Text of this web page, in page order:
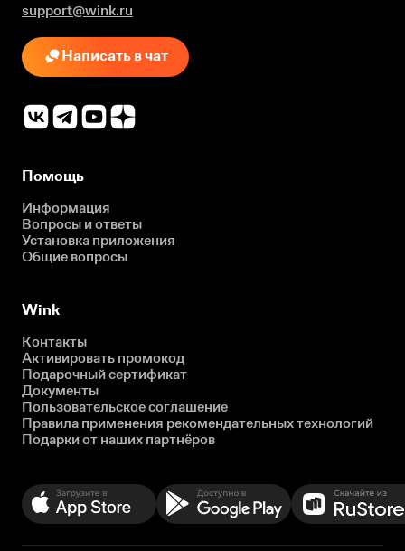
support@wink.ru
Написать в чат
Помощь
Информация
Вопросы и ответы
Установка приложения
Общие вопросы
Wink
Контакты
Активировать промокод
Подарочный сертификат
Документы
Пользовательское соглашение
Правила применения рекомендательных технологий
Подарки от наших партнёров